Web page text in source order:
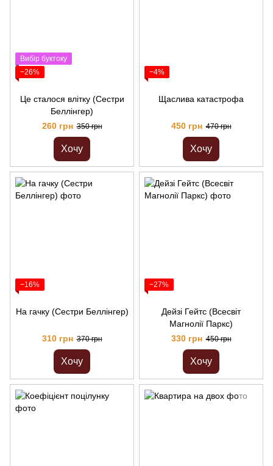
Вибір буктоку
−26%
Це сталося влітку (Сестри
Беллінгер)
260 грн 350 грн
Хочу
−4%
Щаслива катастрофа
450 грн 470 грн
Хочу
−16%
На гачку (Сестри Беллінгер)
310 грн 370 грн
Хочу
−27%
Дейзі Гейтс (Всесвіт
Магнолії Паркс)
330 грн 450 грн
Хочу